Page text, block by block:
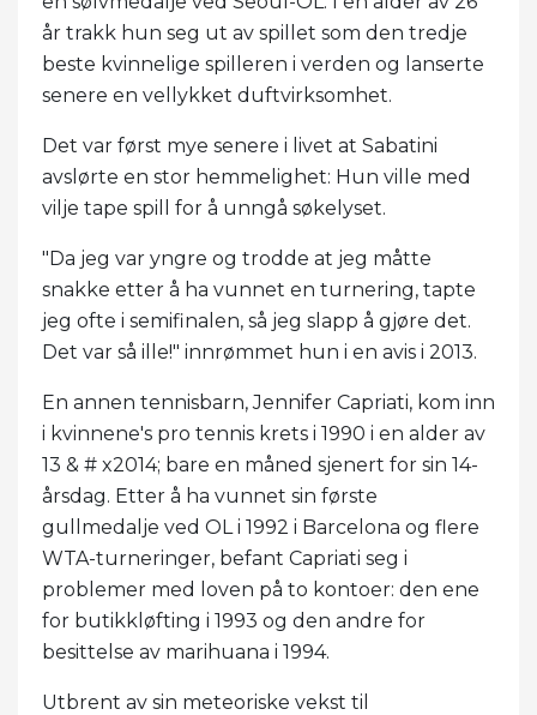
år trakk hun seg ut av spillet som den tredje
beste kvinnelige spilleren i verden og lanserte
senere en vellykket duftvirksomhet.
Det var først mye senere i livet at Sabatini
avslørte en stor hemmelighet: Hun ville med
vilje tape spill for å unngå søkelyset.
"Da jeg var yngre og trodde at jeg måtte
snakke etter å ha vunnet en turnering, tapte
jeg ofte i semifinalen, så jeg slapp å gjøre det.
Det var så ille!" innrømmet hun i en avis i 2013.
En annen tennisbarn, Jennifer Capriati, kom inn
i kvinnene's pro tennis krets i 1990 i en alder av
13 & # x2014; bare en måned sjenert for sin 14-
årsdag. Etter å ha vunnet sin første
gullmedalje ved OL i 1992 i Barcelona og flere
WTA-turneringer, befant Capriati seg i
problemer med loven på to kontoer: den ene
for butikkløfting i 1993 og den andre for
besittelse av marihuana i 1994.
Utbrent av sin meteoriske vekst til